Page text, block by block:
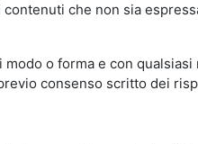
che non sia
o forma e con
consenso scritto dei